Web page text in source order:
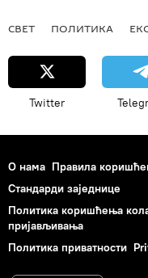
СВЕТ ПОЛИТИКА
Twitter
О нама Правила
Стандарди заједнице
Политика коришћења
пријављивања
Политика приватности